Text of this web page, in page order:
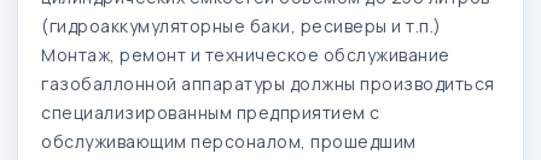
(гидроаккумуляторные баки, ресиверы и т.п.)
Монтаж, ремонт и техническое обслуживание
газобаллонной аппаратуры должны производиться
специализированным предприятием с
обслуживающим персоналом, прошедшим